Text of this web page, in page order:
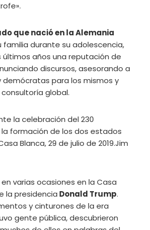
que nació en la Alemania
familia durante su adolescencia,
últimos años una reputación de
discursos, asesorando a
demócratas para los mismos y
global.
la celebración del 230
formación de los dos estados
Blanca, 29 de julio de 2019.Jim
varias ocasiones en la Casa
la presidencia Donald Trump.
y cinturones de la era
gente pública, descubrieron